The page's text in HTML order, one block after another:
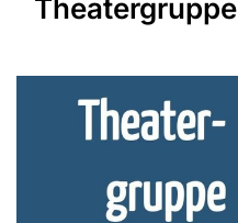
Theatergruppe